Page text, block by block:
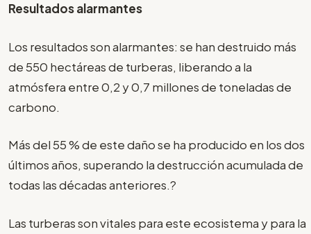
Resultados alarmantes
Los resultados son alarmantes: se han destruido más
de 550 hectáreas de turberas, liberando a la
atmósfera entre 0,2 y 0,7 millones de toneladas de
carbono.
Más del 55 % de este daño se ha producido en los dos
últimos años, superando la destrucción acumulada de
todas las décadas anteriores.?
Las turberas son vitales para este ecosistema y para la